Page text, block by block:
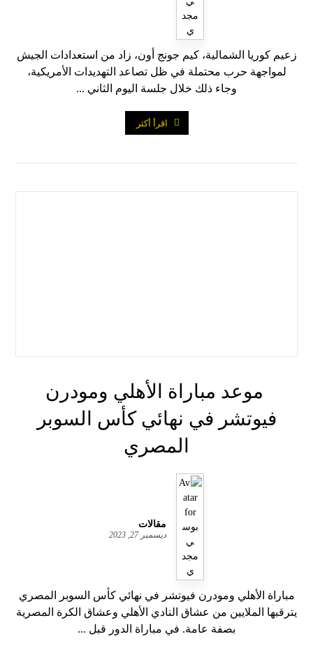
زعيم كوريا الشمالية، كيم جونج أون، زاد من استعدادات الجيش
لمواجهة حرب محتملة في ظل تصاعد التهديدات الأمريكية،
وجاء ذلك خلال جلسة اليوم الثاني ...
اقرأ أكثر
موعد مباراة الأهلي ومودرن
فيوتشر في نهائي كأس السوبر
المصري
مقالات
ديسمبر 27, 2023
مباراة الأهلي ومودرن فيوتشر في نهائي كأس السوبر المصري
يترقبها الملايين من عشاق النادي الأهلي وعشاق الكرة المصرية
بصفة عامة. في مباراة الدور قبل ...